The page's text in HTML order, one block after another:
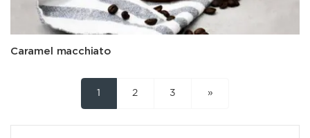
Caramel macchiato
1 2 3 »